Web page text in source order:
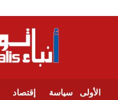
الأولى سياسة إقتصاد